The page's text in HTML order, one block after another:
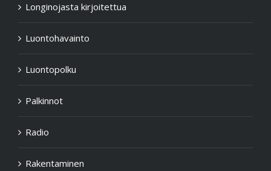
Longinojasta kirjoitettua
Luontohavainto
Luontopolku
Palkinnot
Radio
Rakentaminen